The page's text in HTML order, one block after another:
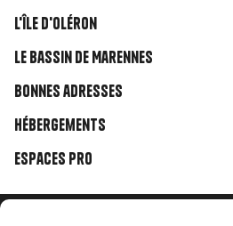
Liens
rubriques
L'île d'Oléron
Le Bassin de Marennes
Bonnes adresses
Hébergements
Espaces Pro